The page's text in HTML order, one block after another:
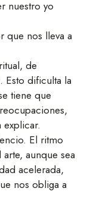
nuestro yo
que nos lleva a
de
Esto dificulta la
tiene que
El ritmo
aunque sea
acelerada,
nos obliga a